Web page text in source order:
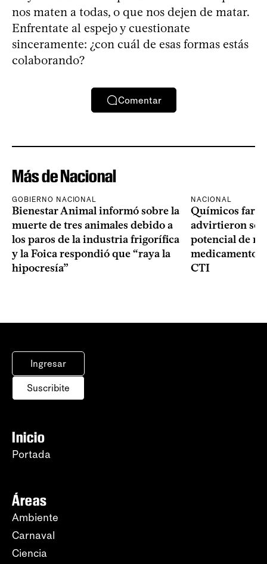
nos maten a todas, o que nos dejen de matar.
Enfrentate al espejo y cuestionate
sinceramente: ¿con cuál de esas formas estás
colaborando?
Comentar
Más de Nacional
GOBIERNO NACIONAL
Bienestar Animal informó sobre la
muerte de tres animales debido a
los paros de la industria frigorífica
y la Foica respondió que “raya la
hipocresía”
NACIONAL
Químicos
advirtieron
potencial de
medicamentos
CTI
Ingresar
Suscribite
Inicio
Portada
Áreas
Ambiente
Carnaval
Ciencia